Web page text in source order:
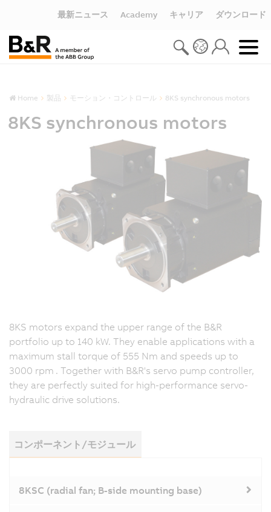
最新ニュース Academy キャリア ダウンロード
Home 製品 モーション・コントロール 8KS synchronous motors
8KS synchronous motors
8KS motors expand the upper range of the B&R
portfolio up to 140 kW. They enable applications with a
maximum stall torque of 555 Nm and speeds up to
3000 rpm . Together with B&R's servo pump controller,
they are perfectly suited for high-performance servo-
hydraulic drive solutions.
コンポーネント/モジュール
8KSC (radial fan; B-side mounting base)